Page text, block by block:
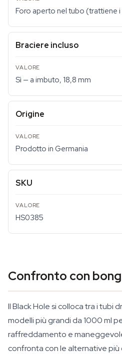
Foro aperto nel tubo (trattiene
Braciere incluso
Sì — a imbuto, 18,8 mm
Origine
Prodotto in Germania
SKU
HS0385
Confronto con
Il Black Hole si colloca tra i tubi
modelli più grandi da 1000 ml
raffreddamento e
confronta con le alternative più